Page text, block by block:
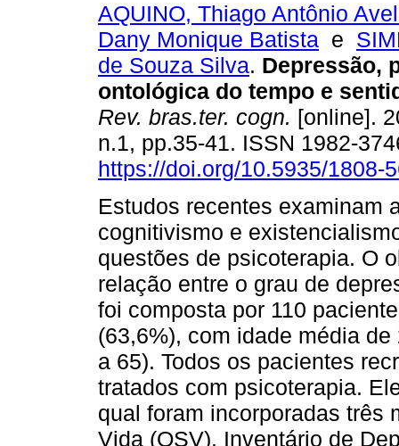
AQUINO, Thiago Antônio
Dany Monique Batista e
de Souza Silva. Depressão,
ontológica do tempo e
Rev. bras.ter. cogn. [online].
n.1, pp.35-41. ISSN 1982-
https://doi.org/10.5935/1808-
Estudos recentes examinam
cognitivismo e
questões de psicoterapia. O
relação entre o grau de
foi composta por 110
(63,6%), com idade média
a 65). Todos os pacientes
tratados com psicoterapia.
qual foram incorporadas três
Vida (QSV), Inventário de